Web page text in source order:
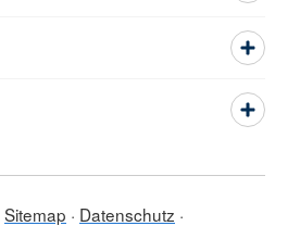
Sitemap Datenschutz